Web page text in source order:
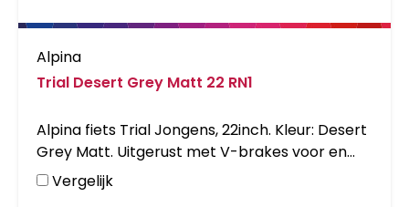
Alpina
Trial Desert Grey Matt 22 RN1
Alpina fiets Trial Jongens, 22inch. Kleur: Desert
Grey Matt. Uitgerust met V-brakes voor en
achter en achter een remnaaf, aluminium
frame. Kleurnummmer: RAL 7023 CC Matt.
Vergelijk